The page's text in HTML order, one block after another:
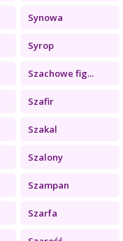
Synowa
Syrop
Szachowe fig...
Szafir
Szakal
Szalony
Szampan
Szarfa